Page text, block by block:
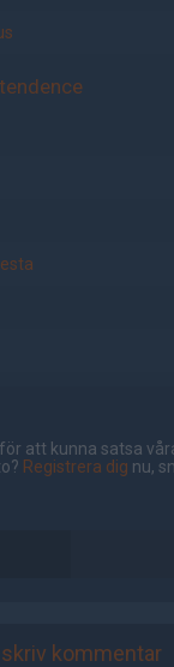
tendence
att kunna satsa
Registrera dig nu,
skriv kommentar